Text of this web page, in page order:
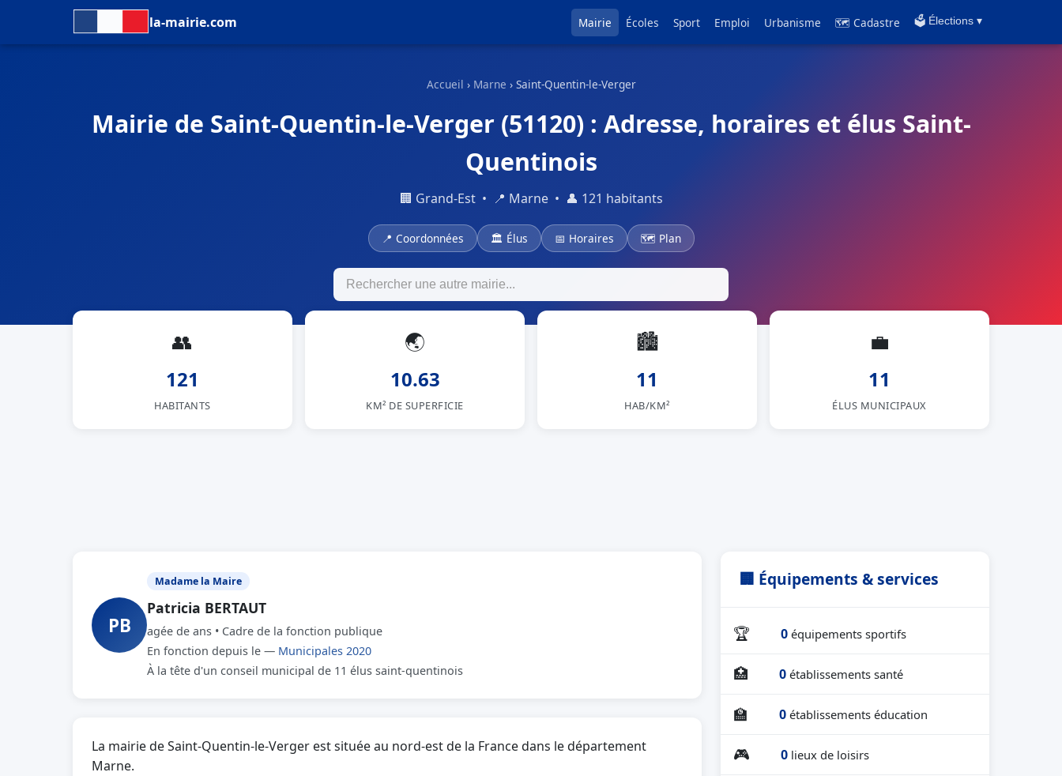
la-mairie.com Mairie Écoles Sport Emploi Urbanisme 🗺 Cadastre 🗳️ Élections ▾
Accueil › Marne › Saint-Quentin-le-Verger
Mairie de Saint-Quentin-le-Verger (51120) : Adresse, horaires et élus Saint-
Quentinois
🏢 Grand-Est • 📍 Marne • 👤 121 habitants
📍 Coordonnées 🏛 Élus 📅 Horaires 🗺 Plan
👥
121
HABITANTS
🌏
10.63
KM² DE SUPERFICIE
🏙
11
HAB/KM²
💼
11
ÉLUS MUNICIPAUX
PB
Madame la Maire
Patricia BERTAUT
agée de ans • Cadre de la fonction publique
En fonction depuis le — Municipales 2020
À la tête d'un conseil municipal de 11 élus saint-quentinois
La mairie de Saint-Quentin-le-Verger est située au nord-est de la France dans le département
Marne.
🏢 Équipements & services
🏆 0 équipements sportifs
🏥 0 établissements santé
🏫 0 établissements éducation
🎮 0 lieux de loisirs